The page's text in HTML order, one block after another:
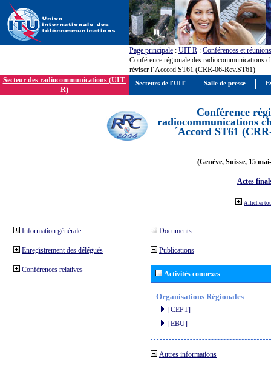
Page principale : UIT-R : Conférences et réunions
Conférence régionale des radiocommunications
réviser l´Accord ST61 (CRR-06-Rev.ST61)
Secteur des radiocommunications (UIT-
R)
Conférence
radiocommunications
´Accord ST61
(Genève, Suisse, 15
Actes
Afficher
Information générale
Enregistrement des délégués
Conférences relatives
Documents
Publications
Activités connexes
Organisations Régionales
[CEPT]
[EBU]
Autres informations
Secteurs de l'UIT Salle de presse